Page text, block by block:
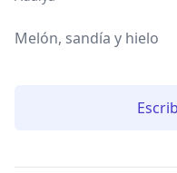
Melón, sandía y hielo